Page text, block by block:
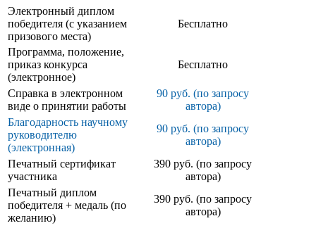
Электронный диплом
победителя (с указанием
призового места)
Бесплатно
Программа, положение,
приказ конкурса
(электронное)
Бесплатно
Справка в электронном
виде о принятии работы
90 руб. (по запросу
автора)
Благодарность научному
руководителю
(электронная)
90 руб. (по запросу
автора)
Печатный сертификат
участника
390 руб. (по запросу
автора)
Печатный диплом
победителя + медаль (по
желанию)
390 руб. (по запросу
автора)